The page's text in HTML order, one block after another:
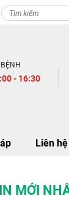
- 16:30
Liên hệ
MỚI